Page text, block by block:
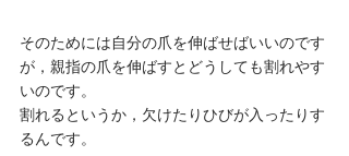
そのためには自分の爪を伸ばせばいいのです
が，親指の爪を伸ばすとどうしても割れやす
いのです。
割れるというか，欠けたりひびが入ったりす
るんです。